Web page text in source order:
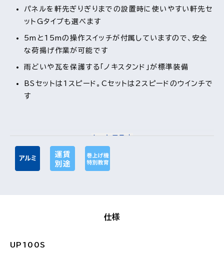
パネルを軒先ぎりぎりまでの設置時に使いやすい軒先セ
ットGタイプも選べます
5mと15mの操作スイッチが付属していますので、安全
な荷揚げ作業が可能です
雨どいや瓦を保護する「ノキスタンド」が標準装備
BSセットは1スピード。Cセットは2スピードのウインチで
す
視覚的に非表示のコンテンツを
もっと見る
仕様
UP100S